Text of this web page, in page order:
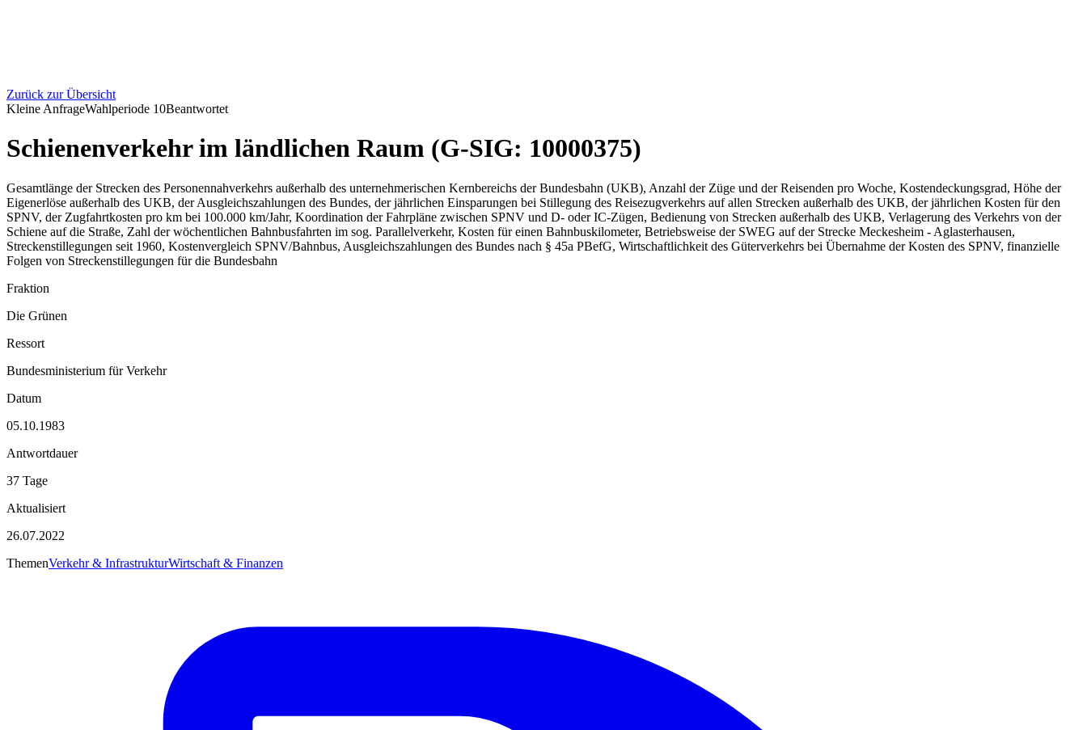
Zurück zur Übersicht
Kleine AnfrageWahlperiode 10Beantwortet
Schienenverkehr im ländlichen Raum (G-SIG: 10000375)
Gesamtlänge der Strecken des Personennahverkehrs außerhalb des unternehmerischen Kernbereichs der Bundesbahn (UKB), Anzahl der Züge und der Reisenden pro Woche, Kostendeckungsgrad, Höhe der
Eigenerlöse außerhalb des UKB, der Ausgleichszahlungen des Bundes, der jährlichen Einsparungen bei Stillegung des Reisezugverkehrs auf allen Strecken außerhalb des UKB, der jährlichen Kosten für den
SPNV, der Zugfahrtkosten pro km bei 100.000 km/Jahr, Koordination der Fahrpläne zwischen SPNV und D- oder IC-Zügen, Bedienung von Strecken außerhalb des UKB, Verlagerung des Verkehrs von der
Schiene auf die Straße, Zahl der wöchentlichen Bahnbusfahrten im sog. Parallelverkehr, Kosten für einen Bahnbuskilometer, Betriebsweise der SWEG auf der Strecke Meckesheim - Aglasterhausen,
Streckenstillegungen seit 1960, Kostenvergleich SPNV/Bahnbus, Ausgleichszahlungen des Bundes nach § 45a PBefG, Wirtschaftlichkeit des Güterverkehrs bei Übernahme der Kosten des SPNV, finanzielle
Folgen von Streckenstillegungen für die Bundesbahn
Fraktion
Die Grünen
Ressort
Bundesministerium für Verkehr
Datum
05.10.1983
Antwortdauer
37 Tage
Aktualisiert
26.07.2022
ThemenVerkehr & InfrastrukturWirtschaft & Finanzen